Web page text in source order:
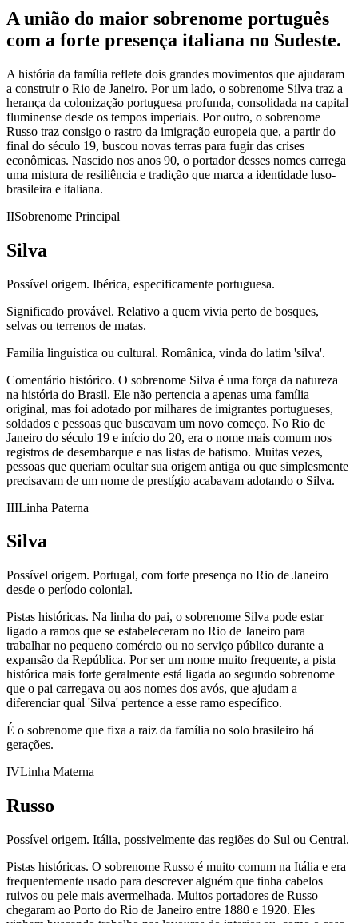
A união do maior sobrenome português
com a forte presença italiana no Sudeste.
A história da família reflete dois grandes movimentos que ajudaram
a construir o Rio de Janeiro. Por um lado, o sobrenome Silva traz a
herança da colonização portuguesa profunda, consolidada na capital
fluminense desde os tempos imperiais. Por outro, o sobrenome
Russo traz consigo o rastro da imigração europeia que, a partir do
final do século 19, buscou novas terras para fugir das crises
econômicas. Nascido nos anos 90, o portador desses nomes carrega
uma mistura de resiliência e tradição que marca a identidade luso-
brasileira e italiana.
IISobrenome Principal
Silva
Possível origem. Ibérica, especificamente portuguesa.
Significado provável. Relativo a quem vivia perto de bosques,
selvas ou terrenos de matas.
Família linguística ou cultural. Românica, vinda do latim 'silva'.
Comentário histórico. O sobrenome Silva é uma força da natureza
na história do Brasil. Ele não pertencia a apenas uma família
original, mas foi adotado por milhares de imigrantes portugueses,
soldados e pessoas que buscavam um novo começo. No Rio de
Janeiro do século 19 e início do 20, era o nome mais comum nos
registros de desembarque e nas listas de batismo. Muitas vezes,
pessoas que queriam ocultar sua origem antiga ou que simplesmente
precisavam de um nome de prestígio acabavam adotando o Silva.
IIILinha Paterna
Silva
Possível origem. Portugal, com forte presença no Rio de Janeiro
desde o período colonial.
Pistas históricas. Na linha do pai, o sobrenome Silva pode estar
ligado a ramos que se estabeleceram no Rio de Janeiro para
trabalhar no pequeno comércio ou no serviço público durante a
expansão da República. Por ser um nome muito frequente, a pista
histórica mais forte geralmente está ligada ao segundo sobrenome
que o pai carregava ou aos nomes dos avós, que ajudam a
diferenciar qual 'Silva' pertence a esse ramo específico.
É o sobrenome que fixa a raiz da família no solo brasileiro há
gerações.
IVLinha Materna
Russo
Possível origem. Itália, possivelmente das regiões do Sul ou Central.
Pistas históricas. O sobrenome Russo é muito comum na Itália e era
frequentemente usado para descrever alguém que tinha cabelos
ruivos ou pele mais avermelhada. Muitos portadores de Russo
chegaram ao Porto do Rio de Janeiro entre 1880 e 1920. Eles